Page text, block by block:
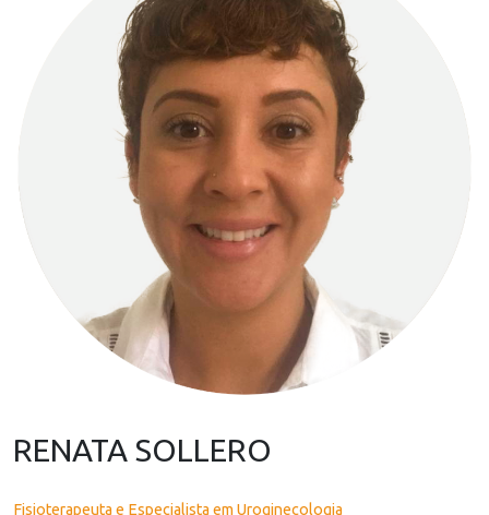
RENATA SOLLERO
Fisioterapeuta e Especialista em Uroginecologia